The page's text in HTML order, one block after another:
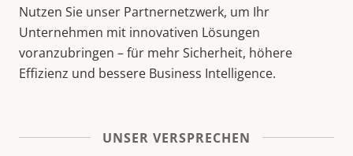
Nutzen Sie unser Partnernetzwerk, um Ihr
Unternehmen mit innovativen Lösungen
voranzubringen – für mehr Sicherheit, höhere
Effizienz und bessere Business Intelligence.
UNSER VERSPRECHEN